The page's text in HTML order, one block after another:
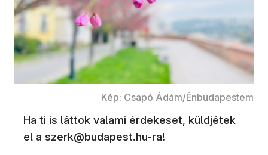
Kép: Csapó Ádám/Énbudapestem
Ha ti is láttok valami érdekeset, küldjétek
el a szerk@budapest.hu-ra!